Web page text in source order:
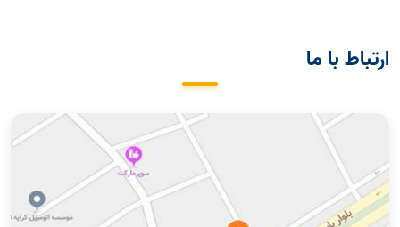
ارتباط با ما